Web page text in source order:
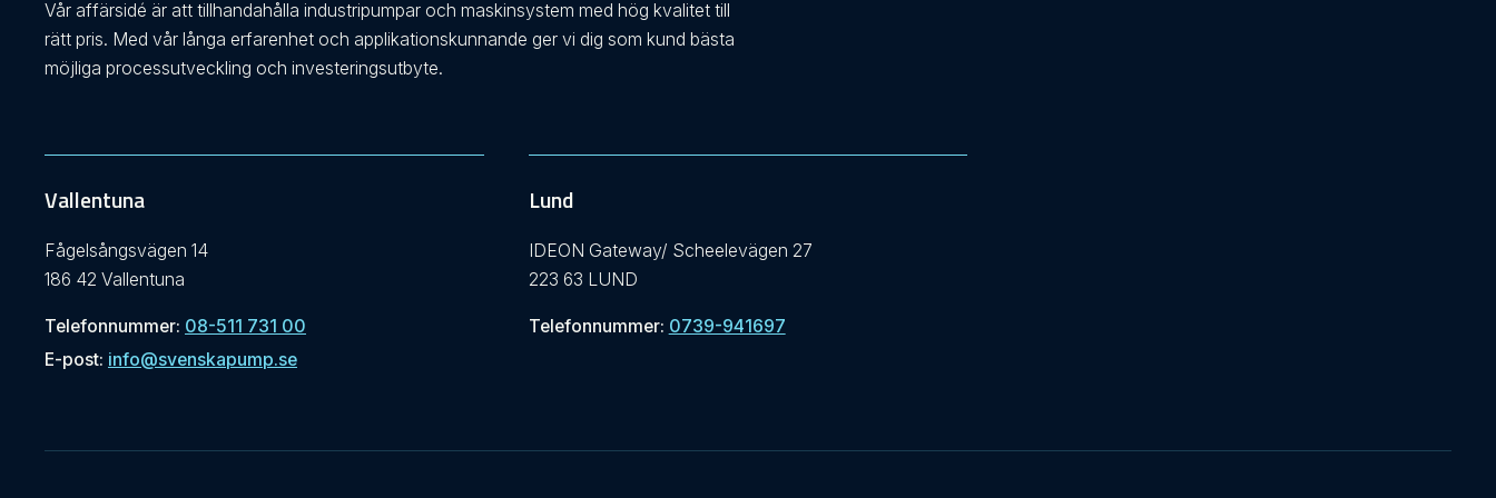
Vår affärsidé är att tillhandahålla industripumpar och maskinsystem med hög kvalitet till
rätt pris. Med vår långa erfarenhet och applikationskunnande ger vi dig som kund bästa
möjliga processutveckling och investeringsutbyte.
Vallentuna
Fågelsångsvägen 14
186 42 Vallentuna
Telefonnummer: 08-511 731 00
E-post: info@svenskapump.se
Lund
IDEON Gateway/ Scheelevägen 27
223 63 LUND
Telefonnummer: 0739-941697